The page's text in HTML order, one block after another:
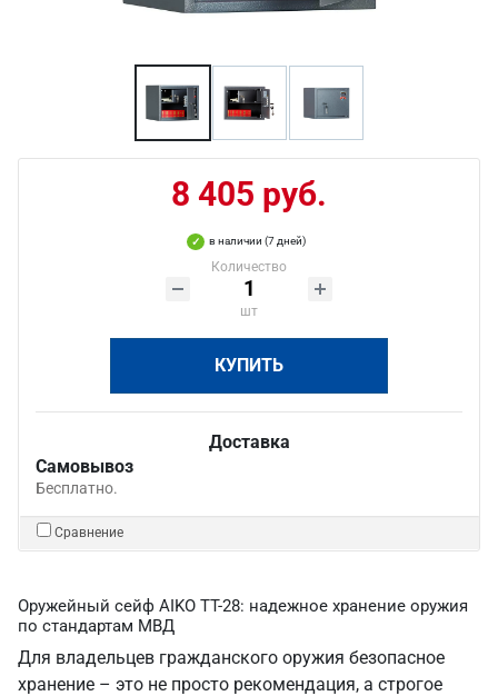
8 405 руб.
в наличии (7 дней)
Количество
шт
КУПИТЬ
Доставка
Самовывоз
Бесплатно.
Сравнение
Оружейный сейф AIKO TT-28: надежное хранение оружия
по стандартам МВД
Для владельцев гражданского оружия безопасное
хранение – это не просто рекомендация, а строгое